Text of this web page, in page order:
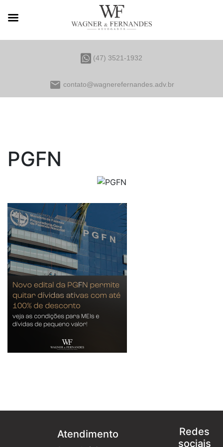
(47) 3521-1932
email contato@wagnerefernandes.adv.br
PGFN
Atendimento
Redes
sociais